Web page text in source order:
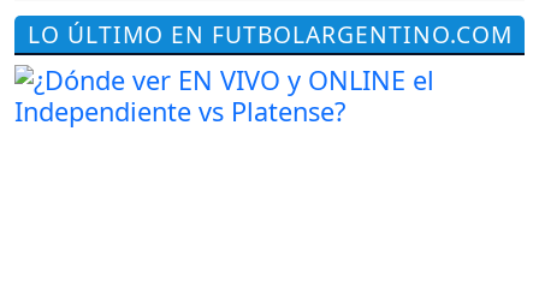
LO ÚLTIMO EN FUTBOLARGENTINO.COM